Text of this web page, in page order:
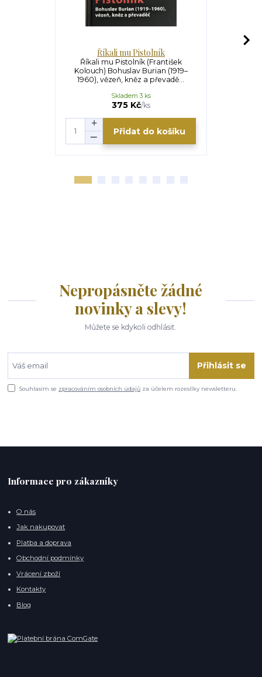
Říkali mu Pistolník
Říkali mu Pistolník (František
Kolouch) Bohuslav Burian (1919–
1960), vězeň, kněz a převadě...
375 Kč/ks
Skladem 3 ks
Přidat do košíku
Nepropásněte žádné
novinky a slevy!
Můžete se kdykoli odhlásit.
Přihlásit se
Souhlasím se zpracováním osobních údajů za účelem rozesílky newsletteru.
Informace pro zákazníky
O nás
Jak nakupovat
Platba a doprava
Obchodní podmínky
Vrácení zboží
Kontakty
Blog